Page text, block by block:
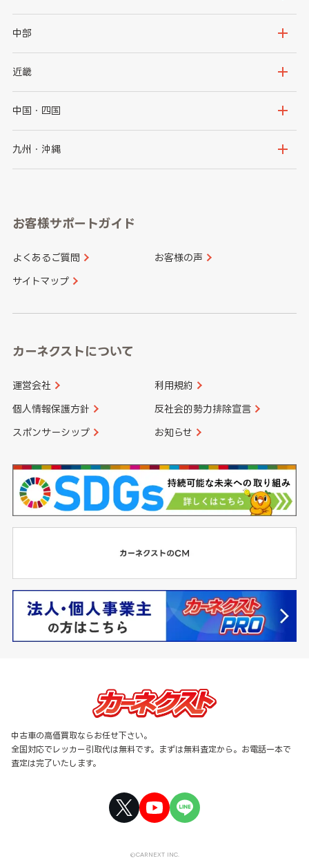
岩手県
秋田県
茨城県
群馬県
千葉県
中部
新潟県
石川県
山梨県
愛知県
近畿
大阪府
京都府
和歌山県
中国・四国
鳥取県
山口県
香川県 愛媛県
九州・沖縄
長崎県
大分県 宮崎県
お客様サポートガイド
よくあるご質問 お客様の声
サイトマップ
カーネクストについて
運営会社 利用規約
個人情報保護方針 反社会的勢力排除宣言
スポンサーシップ お知らせ
中古車の高価買取ならお任せ下さい。
全国対応でレッカー引取代は無料です。まずは無料査定から。お電話一本で
査定は完了いたします。
©CARNEXT INC.